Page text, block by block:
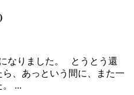
なりました。 とうとう還
、あっという間に、また一
...